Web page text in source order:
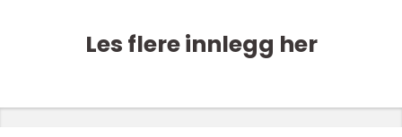
Les flere innlegg her